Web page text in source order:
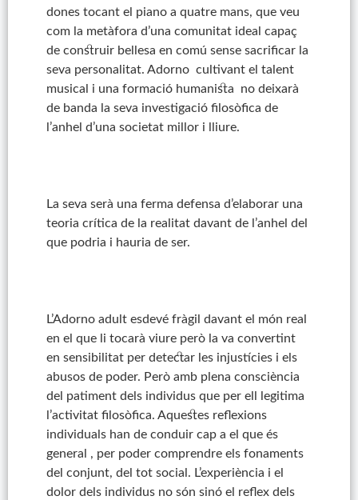
dones tocant el piano a quatre mans, que veu
com la metàfora d’una comunitat ideal capaç
de construir bellesa en comú sense sacrificar la
seva personalitat. Adorno cultivant el talent
musical i una formació humanista no deixarà
de banda la seva investigació filosòfica de
l’anhel d’una societat millor i lliure.
La seva serà una ferma defensa d’elaborar una
teoria crítica de la realitat davant de l’anhel del
que podria i hauria de ser.
L’Adorno adult esdevé fràgil davant el món real
en el que li tocarà viure però la va convertint
en sensibilitat per detectar les injustícies i els
abusos de poder. Però amb plena consciència
del patiment dels individus que per ell legitima
l’activitat filosòfica. Aquestes reflexions
individuals han de conduir cap a el que és
general , per poder comprendre els fonaments
del conjunt, del tot social. L’experiència i el
dolor dels individus no són sinó el reflex dels